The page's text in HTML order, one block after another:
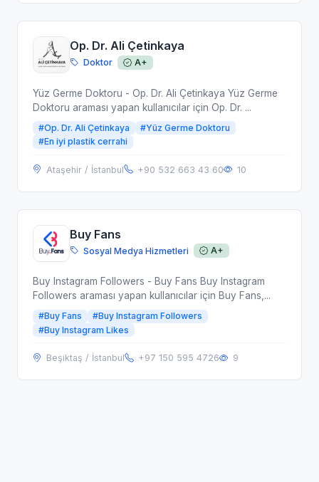
Op. Dr. Ali Çetinkaya
Doktor A+
Yüz Germe Doktoru - Op. Dr. Ali Çetinkaya Yüz Germe
Doktoru araması yapan kullanıcılar için Op. Dr. ...
#Op. Dr. Ali Çetinkaya
#Yüz Germe Doktoru
#En iyi plastik cerrahi
Ataşehir / İstanbul +90 532 663 43 60 10
Buy Fans
Sosyal Medya Hizmetleri A+
Buy Instagram Followers - Buy Fans Buy Instagram
Followers araması yapan kullanıcılar için Buy Fans,...
#Buy Fans
#Buy Instagram Followers
#Buy Instagram Likes
Beşiktaş / İstanbul +97 150 595 4726 9